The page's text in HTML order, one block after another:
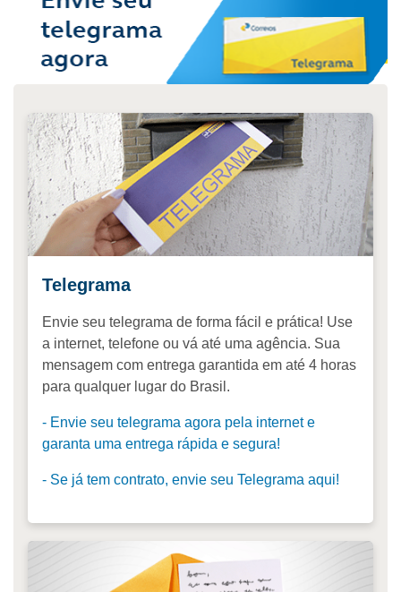
Telegrama
Envie seu telegrama de forma fácil e prática! Use
a internet, telefone ou vá até uma agência. Sua
mensagem com entrega garantida em até 4 horas
para qualquer lugar do Brasil.
- Envie seu telegrama agora pela internet e
garanta uma entrega rápida e segura!
- Se já tem contrato, envie seu Telegrama aqui!